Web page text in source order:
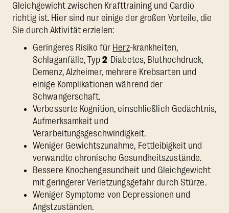
Gleichgewicht zwischen Krafttraining und Cardio
richtig ist. Hier sind nur einige der großen Vorteile, die
Sie durch Aktivität erzielen:
Geringeres Risiko für Herz-krankheiten,
Schlaganfälle, Typ 2-Diabetes, Bluthochdruck,
Demenz, Alzheimer, mehrere Krebsarten und
einige Komplikationen während der
Schwangerschaft.
Verbesserte Kognition, einschließlich Gedächtnis,
Aufmerksamkeit und
Verarbeitungsgeschwindigkeit.
Weniger Gewichtszunahme, Fettleibigkeit und
verwandte chronische Gesundheitszustände.
Bessere Knochengesundheit und Gleichgewicht
mit geringerer Verletzungsgefahr durch Stürze.
Weniger Symptome von Depressionen und
Angstzuständen.